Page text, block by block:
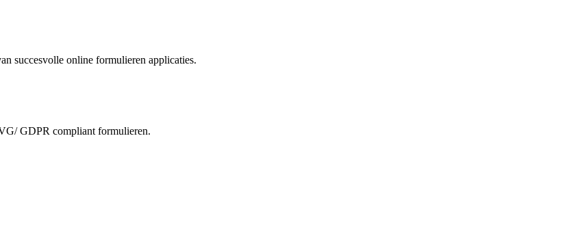
succesvolle online formulieren applicaties.
GDPR compliant formulieren.